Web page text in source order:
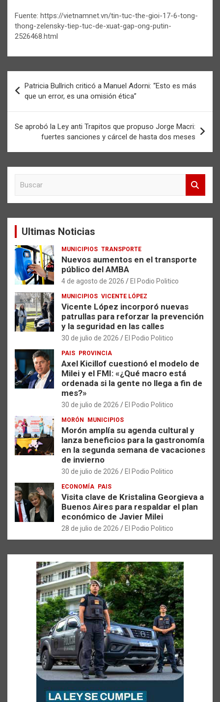
Fuente: https://vietnamnet.vn/tin-tuc-the-gioi-17-6-tong-
thong-zelensky-tiep-tuc-de-xuat-gap-ong-putin-
2526468.html
de
entradas
Patricia Bullrich criticó a Manuel Adorni: “Esto es más
que un error, es una omisión ética”
Se aprobó la Ley anti Trapitos que propuso Jorge Macri:
fuertes sanciones y cárcel de hasta dos meses
a
Ultimas Noticias
MUNICIPIOS TRANSPORTE
Nuevos aumentos en el transporte
público del AMBA
4 de agosto de 2026 El Podio Politico
MUNICIPIOS VICENTE LÓPEZ
Vicente López incorporó nuevas
patrullas para reforzar la prevención
y la seguridad en las calles
30 de julio de 2026 El Podio Politico
PAIS PROVINCIA
Axel Kicillof cuestionó el modelo de
Milei y el FMI: «¿Qué macro está
ordenada si la gente no llega a fin de
mes?»
30 de julio de 2026 El Podio Politico
MORÓN MUNICIPIOS
Morón amplía su agenda cultural y
lanza beneficios para la gastronomía
en la segunda semana de vacaciones
de invierno
30 de julio de 2026 El Podio Politico
ECONOMÍA PAIS
Visita clave de Kristalina Georgieva a
Buenos Aires para respaldar el plan
económico de Javier Milei
28 de julio de 2026 El Podio Politico